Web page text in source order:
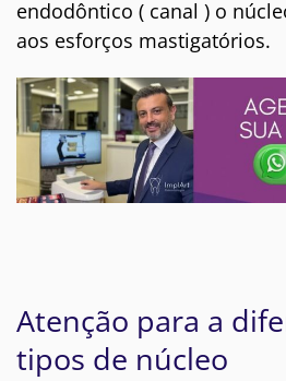
endodôntico ( canal ) o
aos esforços mastigatórios.
Atenção para a
tipos de núcleo